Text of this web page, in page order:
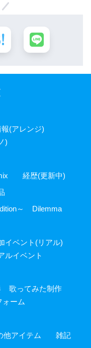
(アレンジ)
)
経歴(更新中)
～ Dilemma
イベント(リアル)
ルイベント
歌ってみた制作
ォーム
他アイテム 雑記